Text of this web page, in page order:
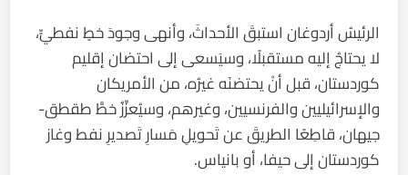
الرئيسُ أردوغان استبقَ الأحداثَ، وأنهى وجودَ خطٍ نفطيٍّ،
لا يحتاجُ إليه مستقبلًا، وسيَسعى إلى احتضان إقليم
كوردستان، قبل أنْ يحتضنَه غيرُه، من الأمريكان
والإسرائيليين والفرنسيين، وغيرهم، وسيُعزِّزُ خطَّ طقطق-
جيهان، قاطِعًا الطريقَ عن تَحويلِ مَسارِ تَصديرِ نفط وغاز
كوردستان إلى حيفا، أو بانياس.